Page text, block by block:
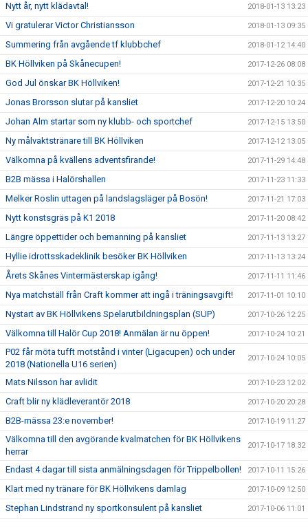
Nytt år, nytt klädavtal! 2018-01-13 13:23
Vi gratulerar Victor Christiansson 2018-01-13 09:35
Summering från avgående tf klubbchef 2018-01-12 14:40
BK Höllviken på Skånecupen! 2017-12-26 08:08
God Jul önskar BK Höllviken! 2017-12-21 10:35
Jonas Brorsson slutar på kansliet 2017-12-20 10:24
Johan Alm startar som ny klubb- och sportchef 2017-12-15 13:50
Ny målvaktstränare till BK Höllviken 2017-12-12 13:05
Välkomna på kvällens adventsfirande! 2017-11-29 14:48
B2B mässa i Halörshallen 2017-11-23 11:33
Melker Roslin uttagen på landslagsläger på Bosön! 2017-11-21 17:03
Nytt konstsgräs på K1 2018 2017-11-20 08:42
Längre öppettider och bemanning på kansliet 2017-11-13 13:27
Hyllie idrottsskadeklinik besöker BK Höllviken 2017-11-13 13:24
Årets Skånes Vintermästerskap igång! 2017-11-11 11:46
Nya matchställ från Craft kommer att ingå i träningsavgift! 2017-11-01 10:10
Nystart av BK Höllvikens Spelarutbildningsplan (SUP) 2017-10-26 12:25
Välkomna till Halör Cup 2018! Anmälan är nu öppen! 2017-10-24 10:21
P02 får möta tufft motstånd i vinter (Ligacupen) och under
2018 (Nationella U16 serien)
2017-10-24 10:05
Mats Nilsson har avlidit 2017-10-23 12:02
Craft blir ny klädleverantör 2018 2017-10-20 20:28
B2B-mässa 23:e november! 2017-10-19 11:27
Välkomna till den avgörande kvalmatchen för BK Höllvikens
herrar
2017-10-17 18:32
Endast 4 dagar till sista anmälningsdagen för Trippelbollen! 2017-10-11 15:26
Klart med ny tränare för BK Höllvikens damlag 2017-10-09 12:50
Stephan Lindstrand ny sportkonsulent på kansliet 2017-10-06 11:01